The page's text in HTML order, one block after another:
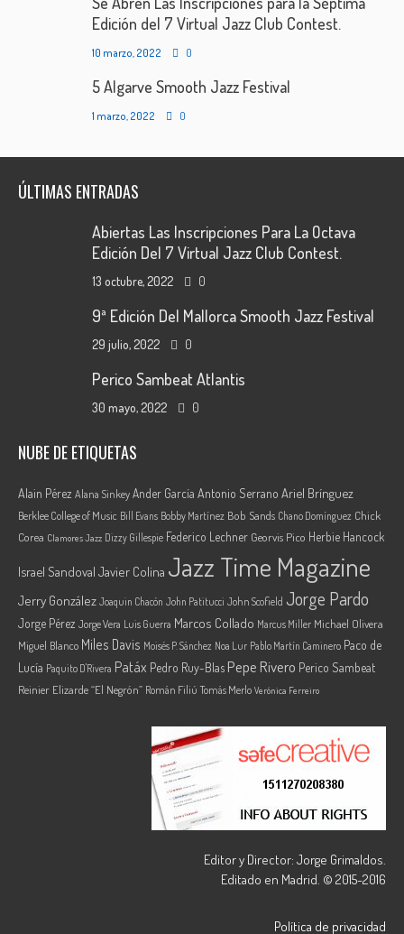
Edición del 7 Virtual Jazz Club Contest.
10 marzo, 2022 0
5 Algarve Smooth Jazz Festival
1 marzo, 2022 0
ÚLTIMAS ENTRADAS
Abiertas Las Inscripciones Para La Octava
Edición Del 7 Virtual Jazz Club Contest.
13 octubre, 2022 0
9ª Edición Del Mallorca Smooth Jazz Festival
29 julio, 2022 0
Perico Sambeat Atlantis
30 mayo, 2022 0
NUBE DE ETIQUETAS
Alain Pérez Alana SinkeyAnder García Antonio Serrano Ariel Brínguez
Berklee College of Music Bill Evans Bobby Martínez Bob Sands Chano Domínguez Chick
Corea Clamores Jazz Dizzy Gillespie Federico Lechner Georvis Pico Herbie Hancock
Israel Sandoval Javier Colina Jazz Time Magazine
Jerry González Joaquin Chacón John Patitucci John Scofield Jorge Pardo
Jorge Pérez Jorge Vera Luis Guerra Marcos Collado Marcus Miller Michael Olivera
Miguel Blanco Miles Davis Moisés P. Sánchez Noa Lur Pablo Martín Caminero Paco de
Lucía Paquito D'Rivera Patáx Pedro Ruy-Blas Pepe Rivero Perico Sambeat
Reinier Elizarde “El Negrón” Román Filiú Tomás Merlo Verónica Ferreiro
Editor y Director: Jorge Grimaldos.
Editado en Madrid. © 2015-2016
Política de privacidad